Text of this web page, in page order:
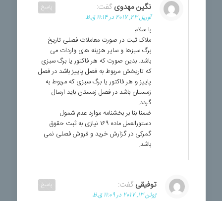
نگین مهدوی گفت:
آوریل 23, 2017 در 11:14 ق.ظ
با سلام
ملاک ثبت در صورت معاملات فصلی تاریخ
برگ سبزها و سایر هزینه های واردات می
باشد. بدین صورت که هر فاکتور یا برگ سبزی
که تاریخش مربوط به فصل پاییز باشد در فصل
پاییز و هر فاکتور یا برگ سبزی که مربوط به
زمستان باشد در فصل زمستان باید ارسال
گردد.
ضمنا بنا بر بخشنامه موارد عدم شمول
دستورالعمل ماده ۱۶۹ نیازی به ثبت حقوق
گمرکی در گزارش خرید و فروش فصلی نمی
باشد.
پاسخ
توفیقی گفت:
ژوئن 13, 2017 در 11:09 ق.ظ
پاسخ